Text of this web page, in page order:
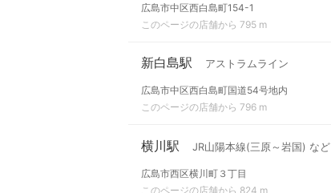
広島市中区西白島町154-1
このページの店舗から 795 m
新白島駅 アストラムライン
広島市中区西白島町国道54号地内
このページの店舗から 796 m
横川駅 JR山陽本線(三原～岩国) など
広島市西区横川町３丁目
このページの店舗から 824 m